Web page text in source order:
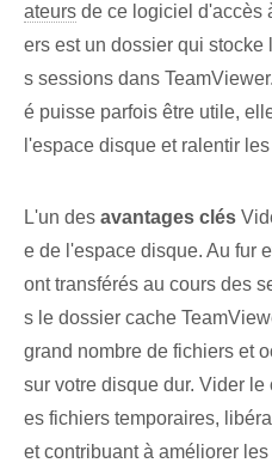
ateurs de ce logiciel d'accès
ers est un dossier qui
s sessions dans
é puisse parfois être utile,
l'espace disque et ralentir
L'un des avantages clés
e de l'espace disque. Au fur
ont transférés au cours des
s le dossier cache
grand nombre de fichiers et
sur votre disque dur. Vider
es fichiers temporaires,
et contribuant à améliorer